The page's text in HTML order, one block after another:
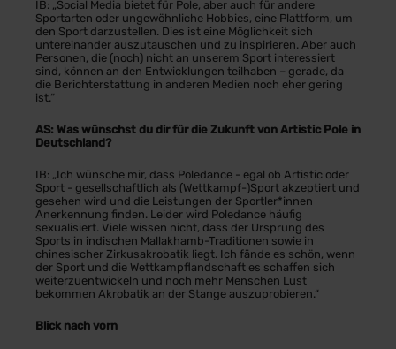
IB: „Social Media bietet für Pole, aber auch für andere
Sportarten oder ungewöhnliche Hobbies, eine Plattform, um
den Sport darzustellen. Dies ist eine Möglichkeit sich
untereinander auszutauschen und zu inspirieren. Aber auch
Personen, die (noch) nicht an unserem Sport interessiert
sind, können an den Entwicklungen teilhaben – gerade, da
die Berichterstattung in anderen Medien noch eher gering
ist.“
AS: Was wünschst du dir für die Zukunft von Artistic Pole in
Deutschland?
IB: „Ich wünsche mir, dass Poledance - egal ob Artistic oder
Sport - gesellschaftlich als (Wettkampf-)Sport akzeptiert und
gesehen wird und die Leistungen der Sportler*innen
Anerkennung finden. Leider wird Poledance häufig
sexualisiert. Viele wissen nicht, dass der Ursprung des
Sports in indischen Mallakhamb-Traditionen sowie in
chinesischer Zirkusakrobatik liegt. Ich fände es schön, wenn
der Sport und die Wettkampflandschaft es schaffen sich
weiterzuentwickeln und noch mehr Menschen Lust
bekommen Akrobatik an der Stange auszuprobieren.“
Blick nach vorn